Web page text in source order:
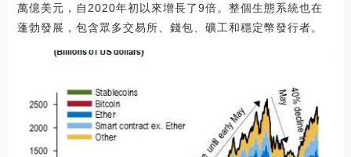
萬億美元，自2020年初以來增長了9倍。整個生態系統也在
蓬勃發展，包含眾多交易所、錢包、礦工和穩定幣發行者。